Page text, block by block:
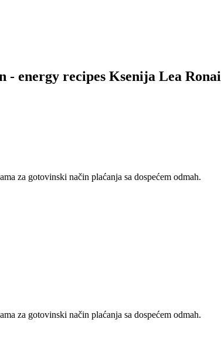
energy recipes Ksenija Lea Ronai
za gotovinski način plaćanja sa dospećem odmah.
za gotovinski način plaćanja sa dospećem odmah.